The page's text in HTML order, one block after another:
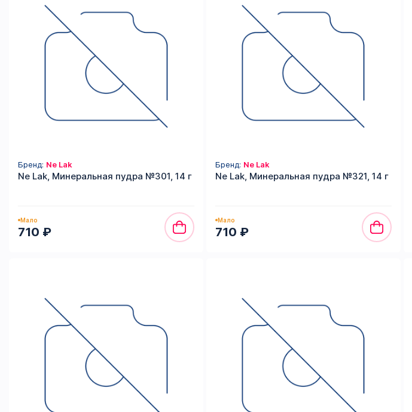
Бренд: Ne Lak
Ne Lak, Минеральная пудра №301, 14 г
Мало
710 ₽
Бренд: Ne Lak
Ne Lak, Минеральная пудра №321, 14 г
Мало
710 ₽